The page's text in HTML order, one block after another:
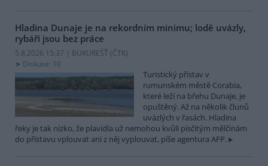
Hladina Dunaje je na rekordním minimu; lodě uvázly,
rybáři jsou bez práce
5.8.2026 15:37 | BUKUREŠŤ (ČTK)
Diskuse: 10
Turistický přístav v
rumunském městě Corabia,
které leží na břehu Dunaje, je
opuštěný. Až na několik člunů
uvázlých v řasách. Hladina
řeky je tak nízko, že plavidla už nemohou kvůli písčitým mělčinám
do přístavu vplouvat ani z něj vyplouvat, píše agentura AFP.